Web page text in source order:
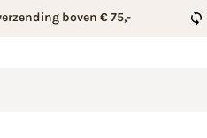
boven € 75,-